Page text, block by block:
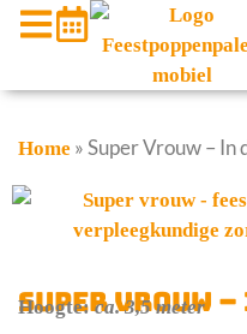
Home »Super Vrouw – In
SUPER VROUW
Hoogte:ca. 3,5 meter